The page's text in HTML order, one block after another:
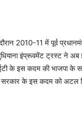
2010-11 में पूर्व
इंप्रूवमेंट ट्रस्ट ने अब
के इस कदम की भाजपा के
सरकार के इस कदम को अटल